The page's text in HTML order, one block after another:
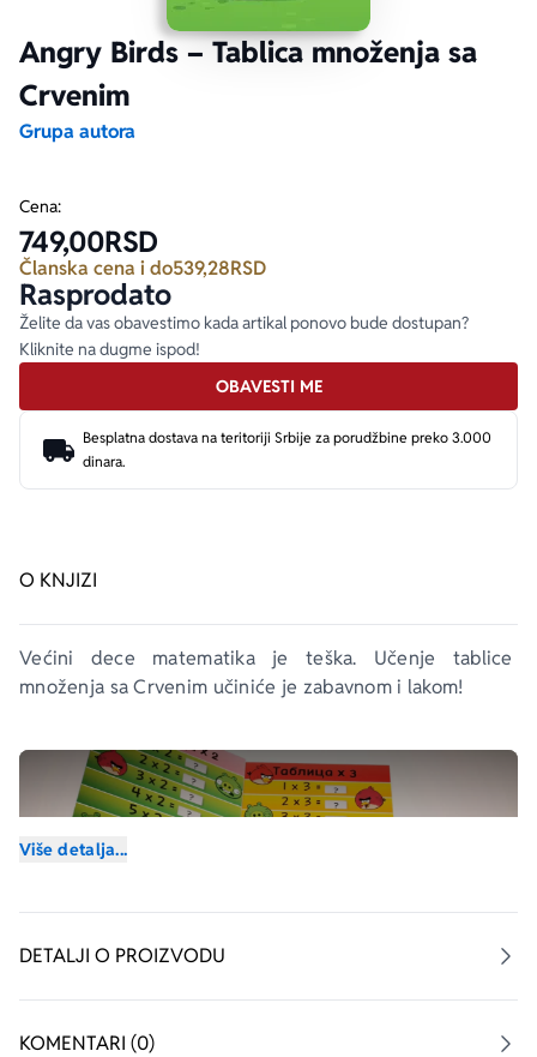
Angry Birds – Tablica množenja sa
Crvenim
Grupa autora
O KNJIZI
Većini dece matematika je teška. Učenje tablice
množenja sa Crvenim učiniće je zabavnom i lakom!
aboutPage.sr-only.custom-youtube-play-icon
Više detalja...
DETALJI O PROIZVODU
KOMENTARI (0)
Cena:
749,00RSD
Članska cena i do539,28RSD
Rasprodato
Želite da vas obavestimo kada artikal ponovo bude dostupan?
Kliknite na dugme ispod!
OBAVESTI ME
Besplatna dostava na teritoriji Srbije za porudžbine preko 3.000
dinara.
Ekranizovane knjige
Za poklon
E-knjige
Autori
Poezija
Lični razvoj i popularna psihologija
Biografija
Bojan Ljubenović
Dejan Tiago-Stanković
Milica Jakovljević Mir-Jam
Peter Handke
Harlan Koben
Elif Šafak